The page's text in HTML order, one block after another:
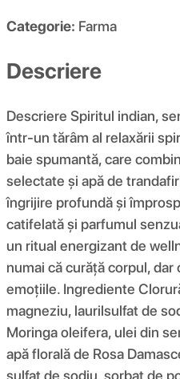
Categorie: Farma
Descriere
Descriere Spiritul indian,
într-un tărâm al relaxării
baie spumantă, care
selectate și apă de
îngrijire profundă și
catifelată și parfumul
un ritual energizant de
numai că curăță corpul, dar
emoțiile. Ingrediente
magneziu, laurilsulfat de
Moringa oleifera, ulei din
apă florală de Rosa
sulfat de sodiu, sorbat de